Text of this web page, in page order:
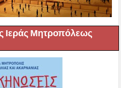
Ιεράς Μητροπόλεως